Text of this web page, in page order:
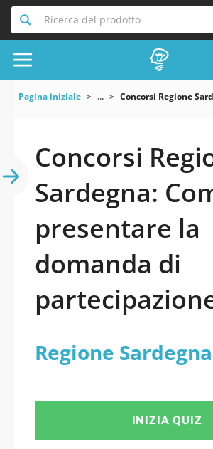
Ricerca del prodotto
Pagina iniziale ... Concorsi Regione
Concorsi
Sardegna:
presentare la
domanda di
Regione Sardegna
INIZIA QUIZ